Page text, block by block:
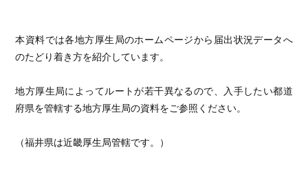
本資料では各地方厚生局のホームページから届出状況データへ
のたどり着き方を紹介しています。
地方厚生局によってルートが若干異なるので、入手したい都道
府県を管轄する地方厚生局の資料をご参照ください。
（福井県は近畿厚生局管轄です。）